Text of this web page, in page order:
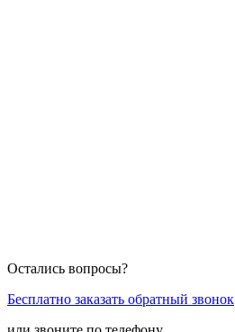
Остались вопросы?
Бесплатно заказать обратный звонок